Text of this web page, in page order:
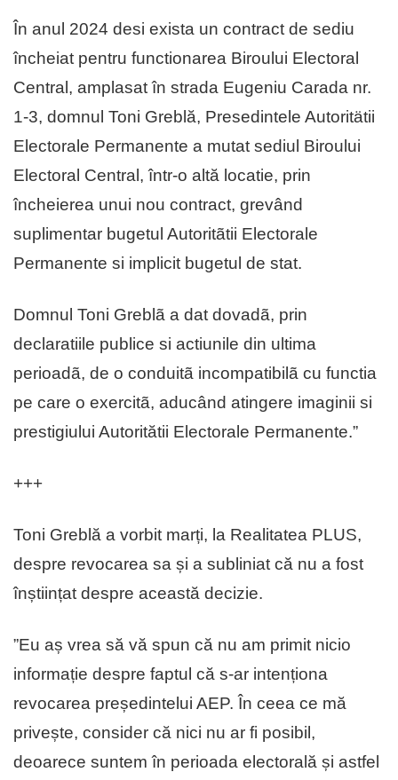
În anul 2024 desi exista un contract de sediu
încheiat pentru functionarea Biroului Electoral
Central, amplasat în strada Eugeniu Carada nr.
1-3, domnul Toni Greblă, Presedintele Autoritätii
Electorale Permanente a mutat sediul Biroului
Electoral Central, într-o altă locatie, prin
încheierea unui nou contract, grevând
suplimentar bugetul Autoritãtii Electorale
Permanente si implicit bugetul de stat.
Domnul Toni Greblã a dat dovadã, prin
declaratiile publice si actiunile din ultima
perioadã, de o conduitã incompatibilã cu functia
pe care o exercitã, aducând atingere imaginii si
prestigiului Autoritătii Electorale Permanente.”
+++
Toni Greblă a vorbit marți, la Realitatea PLUS,
despre revocarea sa și a subliniat că nu a fost
înștiințat despre această decizie.
”Eu aș vrea să vă spun că nu am primit nicio
informație despre faptul că s-ar intenționa
revocarea președintelui AEP. În ceea ce mă
privește, consider că nici nu ar fi posibil,
deoarece suntem în perioada electorală și astfel